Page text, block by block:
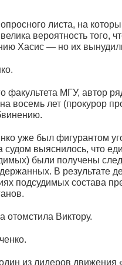
листа, на
велика вероятность того,
Хасис — но их
факультета МГУ, автор
восемь лет (прокурор
уже был фигурантом
судом выяснилось, что
были получены
В результате
подсудимых состава
отомстила Виктору.
из лидеров движения